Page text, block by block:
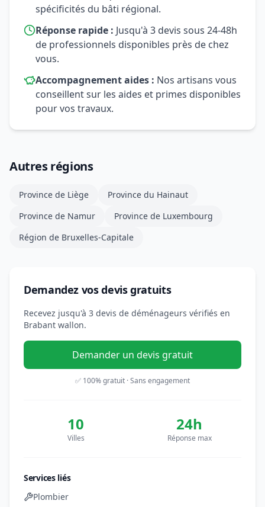
spécificités du bâti régional.
Réponse rapide : Jusqu'à 3 devis sous 24-48h
de professionnels disponibles près de chez
vous.
Accompagnement aides : Nos artisans vous
conseillent sur les aides et primes disponibles
pour vos travaux.
Autres régions
Province de Liège
Province du Hainaut
Province de Namur
Province de Luxembourg
Région de Bruxelles-Capitale
Demandez vos devis gratuits
Recevez jusqu'à 3 devis de déménageurs vérifiés en
Brabant wallon.
Demander un devis gratuit
✅ 100% gratuit · Sans engagement
10
Villes
24h
Réponse max
Services liés
Plombier